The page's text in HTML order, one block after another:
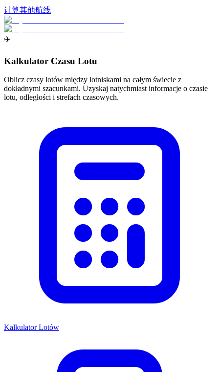
计算其他航线
✈️
Kalkulator Czasu Lotu
Oblicz czasy lotów między lotniskami na całym świecie z
dokładnymi szacunkami. Uzyskaj natychmiast informacje o czasie
lotu, odległości i strefach czasowych.
Kalkulator Lotów